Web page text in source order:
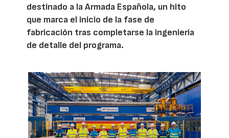
destinado a la Armada Española, un hito
que marca el inicio de la fase de
fabricación tras completarse la ingeniería
de detalle del programa.